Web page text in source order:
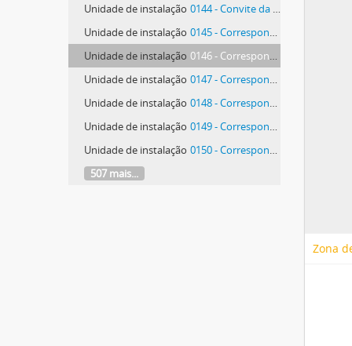
Unidade de instalação 0144 - Convite da Comissão Organizadora da Exposição de Apoio aos Antifascistas Presos no Brasil
Unidade de instalação 0145 - Correspondência da Companhia Nacional de Bailado
Unidade de instalação 0146 - Correspondência da Companhia Nacional de Bailado
Unidade de instalação 0147 - Correspondência da Companhia Nacional de Bailado
Unidade de instalação 0148 - Correspondência da Companhia Nacional de Bailado
Unidade de instalação 0149 - Correspondência da Companhia Nacional de Bailado
Unidade de instalação 0150 - Correspondência da Companhia Nacional de Bailado
507 mais...
Zona